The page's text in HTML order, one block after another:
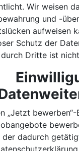
Wir weisen
und -
aufweisen
Schutz der
durch Dritte ist
„Jetzt
der dadurch